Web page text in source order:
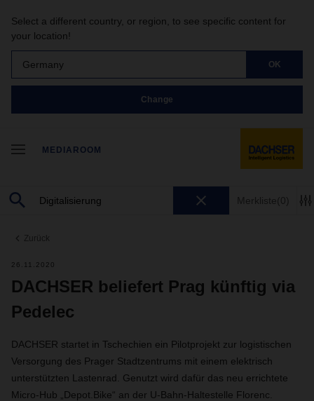
Select a different country, or region, to see specific content for
your location!
Germany OK
Change
MEDIAROOM
Merkliste(0)
Zurück
26.11.2020
DACHSER beliefert Prag künftig via
Pedelec
DACHSER startet in Tschechien ein Pilotprojekt zur logistischen
Versorgung des Prager Stadtzentrums mit einem elektrisch
unterstützten Lastenrad. Genutzt wird dafür das neu errichtete
Micro-Hub „Depot.Bike“ an der U-Bahn-Haltestelle Florenc.